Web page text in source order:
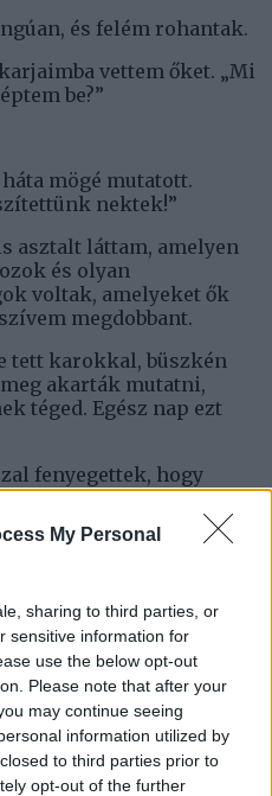
My Personal
sharing to third parties, or
sensitive information for
use the below opt-out
Please note that after your
may continue seeing
information utilized by
to third parties prior to
opt-out of the further
és felém rohantak.
vettem őket. „Mi
be?”
mögé mutatott.
nektek!”
asztalt láttam, amelyen
és olyan
voltak, amelyeket ők
megdobbant.
tett karokkal, büszkén
akarták mutatni,
téged. Egész nap ezt
fenyegettek, hogy
tettétek?”
akartunk tenni
lágy ölelésbe húzott.
Mia. Nekem pedig
megtanítsam a
mindent, amit